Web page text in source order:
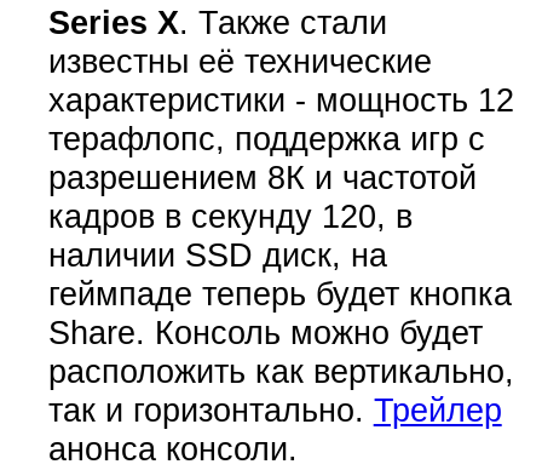
Series X. Также стали
известны её технические
характеристики - мощность 12
терафлопс, поддержка игр с
разрешением 8К и частотой
кадров в секунду 120, в
наличии SSD диск, на
геймпаде теперь будет кнопка
Share. Консоль можно будет
расположить как вертикально,
так и горизонтально. Трейлер
анонса консоли.